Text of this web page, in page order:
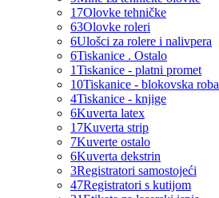
17Olovke tehničke
63Olovke roleri
6Ulošci za rolere i nalivpera
6Tiskanice . Ostalo
1Tiskanice - platni promet
10Tiskanice - blokovska roba
4Tiskanice - knjige
6Kuverta latex
17Kuverta strip
7Kuverte ostalo
6Kuverta dekstrin
3Registratori samostojeći
47Registratori s kutijom